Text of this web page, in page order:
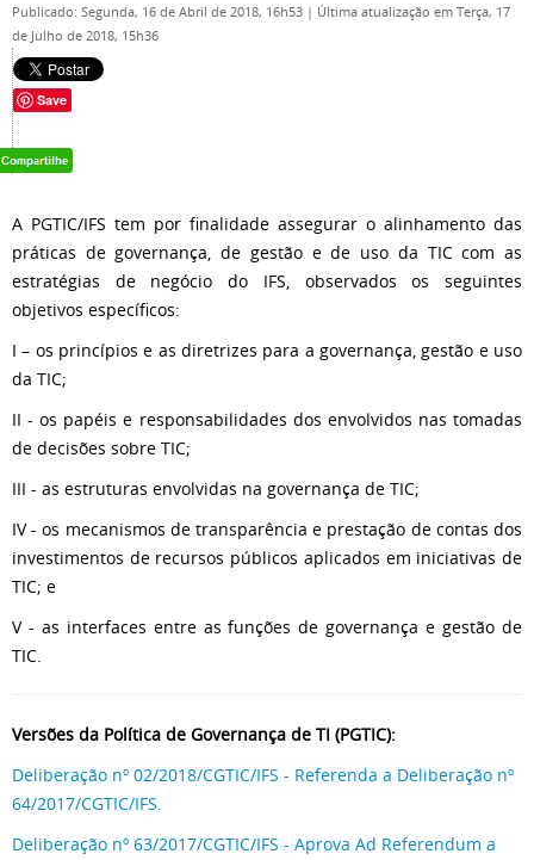
Publicado: Segunda, 16 de Abril de 2018, 16h53 | Última atualização em Terça, 17
de Julho de 2018, 15h36
Save
A PGTIC/IFS tem por finalidade assegurar o alinhamento das
práticas de governança, de gestão e de uso da TIC com as
estratégias de negócio do IFS, observados os seguintes
objetivos específicos:
I – os princípios e as diretrizes para a governança, gestão e uso
da TIC;
II - os papéis e responsabilidades dos envolvidos nas tomadas
de decisões sobre TIC;
III - as estruturas envolvidas na governança de TIC;
IV - os mecanismos de transparência e prestação de contas dos
investimentos de recursos públicos aplicados em iniciativas de
TIC; e
V - as interfaces entre as funções de governança e gestão de
TIC.
Versões da Política de Governança de TI (PGTIC):
Deliberação nº 02/2018/CGTIC/IFS - Referenda a Deliberação nº
64/2017/CGTIC/IFS.
Deliberação nº 63/2017/CGTIC/IFS - Aprova Ad Referendum a